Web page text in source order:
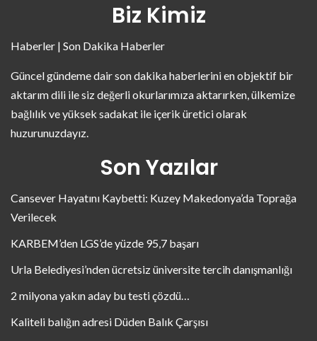
Biz Kimiz
Haberler | Son Dakika Haberler
Güncel gündeme dair son dakika haberlerini en objektif bir
aktarım dili ile siz değerli okurlarımıza aktarırken, ülkemize
bağlılık ve yüksek sadakat ile içerik üretici olarak
huzurunuzdayız.
Son Yazılar
Cansever Hayatını Kaybetti: Kuzey Makedonya’da Toprağa
Verilecek
KARBEM’den LGS’de yüzde 95,7 başarı
Urla Belediyesi’nden ücretsiz üniversite tercih danışmanlığı
2 milyona yakın aday bu testi çözdü…
Kaliteli balığın adresi Düden Balık Çarşısı